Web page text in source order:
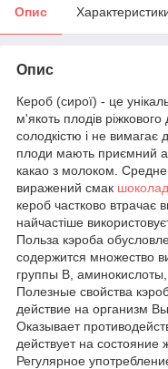
Опис
Опис
Кероб (сирої) - це
м'якоть плодів
солодкістю і не вимагає
плоди мають приємний
какао з молоком.
виражений смак
кероб частково втрачає
найчастіше
Польза кэроба
содержится множество
группы В,
Полезные свойства
действие на организм
Оказывает
действует на состояние
Регулярное